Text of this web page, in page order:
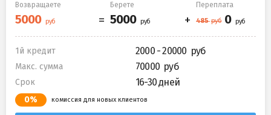
Возвращаете Берете Переплата
1й кредит 2000 - 20000
Макс. сумма 70000
Срок 16-30 дней
0% комиссия для новых клиентов